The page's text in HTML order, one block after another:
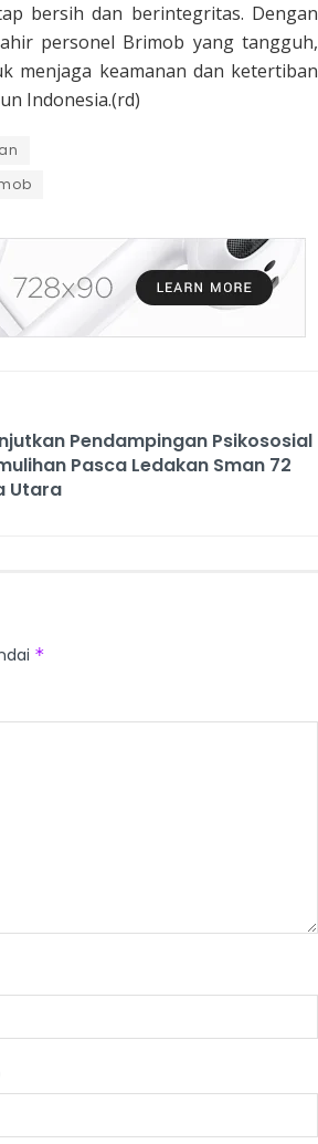
bersih dan berintegritas. Dengan
personel Brimob yang tangguh,
menjaga keamanan dan ketertiban
Indonesia.(rd)
Pendampingan Psikososial
Pasca Ledakan Sman 72
Utara
*